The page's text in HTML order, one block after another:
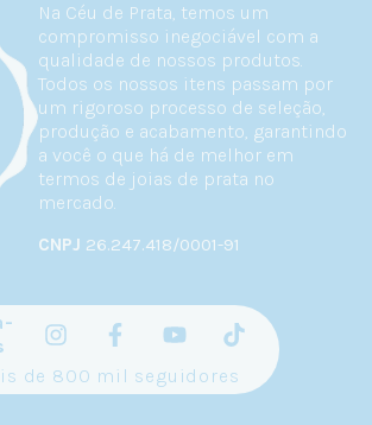
Na Céu de Prata, temos um
compromisso inegociável com a
qualidade de nossos produtos.
Todos os nossos itens passam por
um rigoroso processo de seleção,
produção e acabamento, garantindo
a você o que há de melhor em
termos de joias de prata no
mercado.
CNPJ 26.247.418/0001-91
de 800 mil seguidores